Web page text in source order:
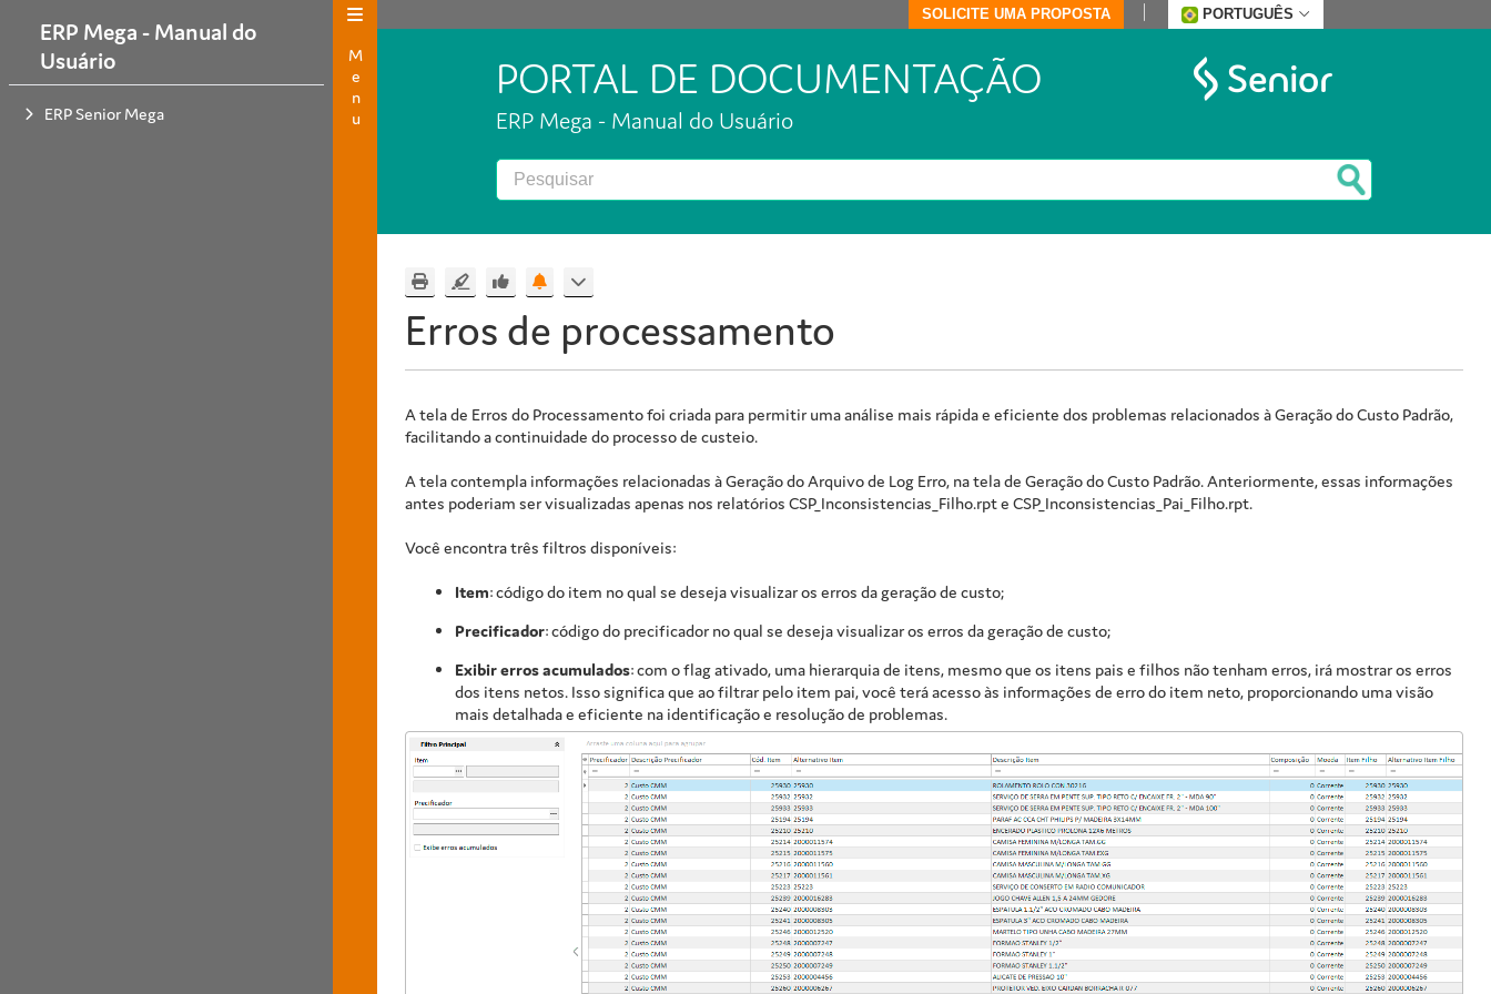
ERP Mega - Manual do
Usuário
ERP Senior Mega Menu
SOLICITE UMA PROPOSTA PORTUGUÊS
PORTAL DE DOCUMENTAÇÃO
ERP Mega - Manual do Usuário
Erros de processamento
A tela de Erros do Processamento foi criada para permitir uma análise mais rápida e eficiente dos problemas relacionados à Geração do Custo Padrão,
facilitando a continuidade do processo de custeio.
A tela contempla informações relacionadas à Geração do Arquivo de Log Erro, na tela de Geração do Custo Padrão. Anteriormente, essas informações
antes poderiam ser visualizadas apenas nos relatórios CSP_Inconsistencias_Filho.rpt e CSP_Inconsistencias_Pai_Filho.rpt.
Você encontra três filtros disponíveis:
Item: código do item no qual se deseja visualizar os erros da geração de custo;
Precificador: código do precificador no qual se deseja visualizar os erros da geração de custo;
Exibir erros acumulados: com o flag ativado, uma hierarquia de itens, mesmo que os itens pais e filhos não tenham erros, irá mostrar os erros
dos itens netos. Isso significa que ao filtrar pelo item pai, você terá acesso às informações de erro do item neto, proporcionando uma visão
mais detalhada e eficiente na identificação e resolução de problemas.